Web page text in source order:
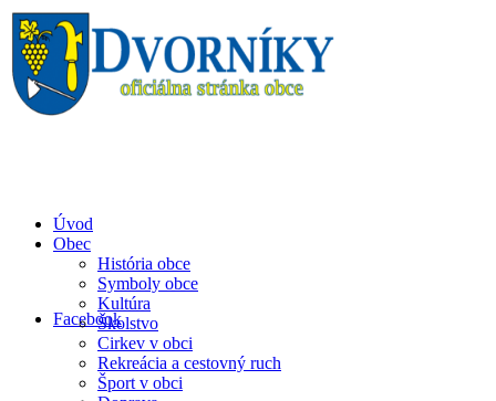
Facebook
Úvod
Obec
História obce
Symboly obce
Kultúra
Školstvo
Cirkev v obci
Rekreácia a cestovný ruch
Šport v obci